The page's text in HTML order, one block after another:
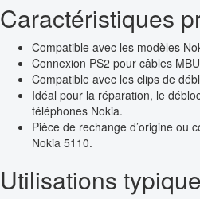
Caractéristiques
Compatible avec les modèles
Connexion PS2 pour câbles
Compatible avec les clips de
Idéal pour la réparation, le
téléphones Nokia.
Pièce de rechange d’origine ou
Nokia 5110.
Utilisations